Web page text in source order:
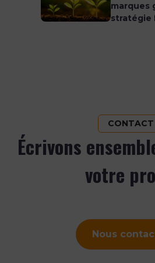
marques
stratégie
CONTACT
Écrivons
votre
Nous